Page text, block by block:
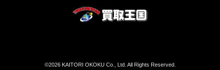
©2026 KAITORI OKOKU Co., Ltd. All Rights Reserved.